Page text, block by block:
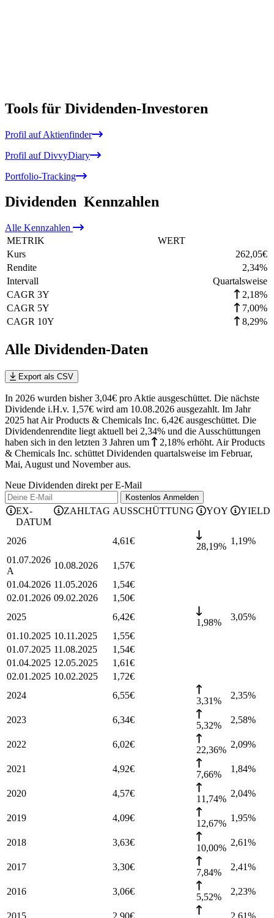
Tools für Dividenden-Investoren
Profil auf Aktienfinder
Profil auf DivvyDiary
Portfolio-Tracking
Dividenden Kennzahlen
Alle Kennzahlen
METRIK
WERT
Kurs
262,05€
Rendite
2,34%
Intervall
Quartalsweise
CAGR 3Y
2,18%
CAGR 5Y
7,00%
CAGR 10Y
8,29%
Alle Dividenden-Daten
Export als CSV
In 2026 wurden bisher 3,04€ pro Aktie ausgeschüttet. Die nächste
Dividende i.H.v. 1,57€ wird am 10.08.2026 ausgezahlt. Im Jahr
2025 hat Air Products & Chemicals Inc. 6,42€ ausgeschüttet. Die
Dividendenrendite liegt aktuell bei 2,34% und die Ausschüttungen
haben sich in den letzten 3 Jahren um 2,18% erhöht. Air Products
& Chemicals Inc. schüttet Dividenden quartalsweise im Februar,
Mai, August und November aus.
Neue Dividenden direkt per E-Mail
Kostenlos Anmelden
EX-
DATUM
ZAHLTAG AUSSCHÜTTUNG YOY YIELD
2026 4,61€
28,19%
1,19%
01.07.2026
A
10.08.2026 1,57€
01.04.2026 11.05.2026 1,54€
02.01.2026 09.02.2026 1,50€
2025
6,42€
1,98%
3,05%
01.10.2025 10.11.2025 1,55€
01.07.2025 11.08.2025 1,54€
01.04.2025 12.05.2025 1,61€
02.01.2025 10.02.2025 1,72€
2024
6,55€
3,31%
2,35%
2023 6,34€
5,32%
2,58%
2022 6,02€
22,36%
2,09%
2021 4,92€
7,66%
1,84%
2020 4,57€
11,74%
2,04%
2019 4,09€
12,67%
1,95%
2018 3,63€
10,00%
2,61%
2017 3,30€
7,84%
2,41%
2016 3,06€
5,52%
2,23%